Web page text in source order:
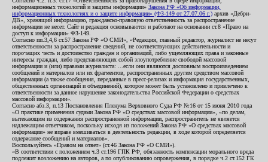
информационных технологий и защиты информации» Закона РФ «Об информации,
информационных технологиях и о защите информации» (ФЗ-149 от 27.07.06 г.) архив «Дебри-
ДВ», хранящий информацию, гражданско-правовую ответственность за распространение
информации не несет. Сайт и редакция основываются и работают на основании ст.8 «Право на
доступ к информации» ФЗ-149.
Согласно пп.3,4,6 ст.57 Закона РФ «О СМИ», «Редакция, главный редактор, журналист не несут
ответственности за распространение сведений, не соответствующих действительности и
порочащих честь и достоинство граждан и организаций, либо ущемляющих права и законные
интересы граждан, либо представляющих собой злоупотребление свободой массовой
информации и (или) правами журналиста: ...если они являются дословным воспроизведением
сообщений и материалов или их фрагментов, распространенных другим средством массовой
информации (а также сообщения, переданные в пресс-релизах и информация государственных,
общественных организаций и объединений), которое может быть установлено и привлечено к
ответственности за данное нарушение законодательства Российской Федерации о средствах
массовой информации».
Согласно абз.3, п.13 Постановления Пленума Верховного Суда РФ №16 от 15 июня 2010 года
«О практике применения судами Закона РФ «О средствах массовой информации», «по делам,
вытекающим из содержания распространенной информации, распространитель не является
надлежащим ответчиком, поскольку исходя из положений Закона РФ «О средствах массовой
информации» не вправе вмешиваться в деятельность редакции, в ходе которой определяется
содержание сообщений и материалов».
Воспользуйтесь «Правом на ответ» (ст.46 Закона РФ «О СМИ»).
«В соответствии с положением ч.3 ст.196 ГПК РФ, обязанность компенсации морального вреда
подлежит возложению на авторов, а по опубликованию опровержения, в порядке ч.2 ст.152 ГК